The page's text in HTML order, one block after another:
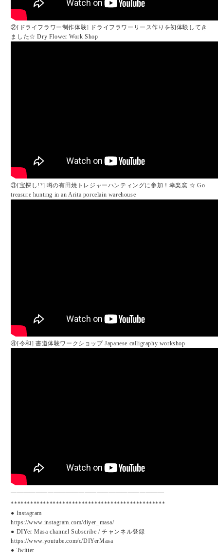
②[ドライフラワー制作体験] ドライフラワーリース作りを初体験してき
ました☆ Dry Flower Work Shop
③[宝探し!?] 噂の有田焼トレジャーハンティングに参加！幸楽窯 ☆ Go
treasure hunting in an Arita porcelain warehouse
④[令和] 書道体験ワークショップ Japanese calligraphy workshop
—————————————————————————
************************************************
● Instagram
https://www.instagram.com/diyer_masa/
● DIYer Masa channel Subscribe / チャンネル登録
https://www.youtube.com/c/DIYerMasa
● Twitter